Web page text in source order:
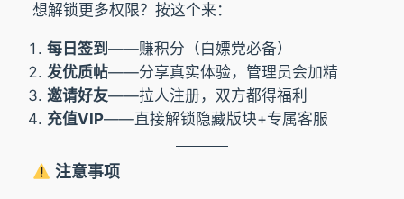
想解锁更多权限？按这个来：
每日签到——赚积分（白嫖党必备）
发优质帖——分享真实体验，管理员会加精
邀请好友——拉人注册，双方都得福利
充值VIP——直接解锁隐藏版块+专属客服
注意事项